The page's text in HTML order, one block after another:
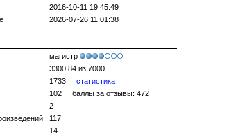
2016-10-11 19:45:49
2026-07-26 11:01:38
магистр
3300.84 из 7000
1733 | статистика
102 | баллы за отзывы: 472
2
117
14